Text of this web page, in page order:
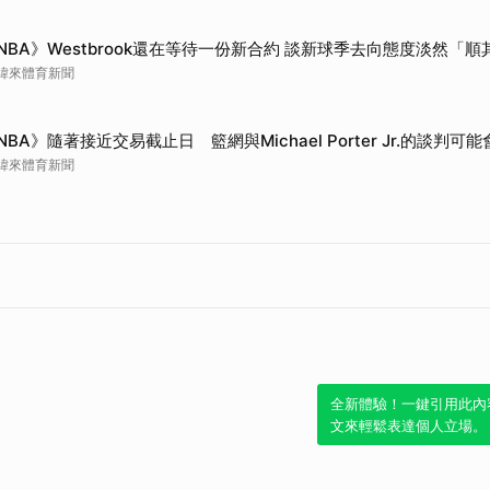
》Westbrook還在等待一份新合約 談新球季去向態度淡然「順
來體育新聞
》隨著接近交易截止日 籃網與Michael Porter Jr.的談判可能
來體育新聞
全新體驗！一鍵引用此
文來輕鬆表達個人立場。